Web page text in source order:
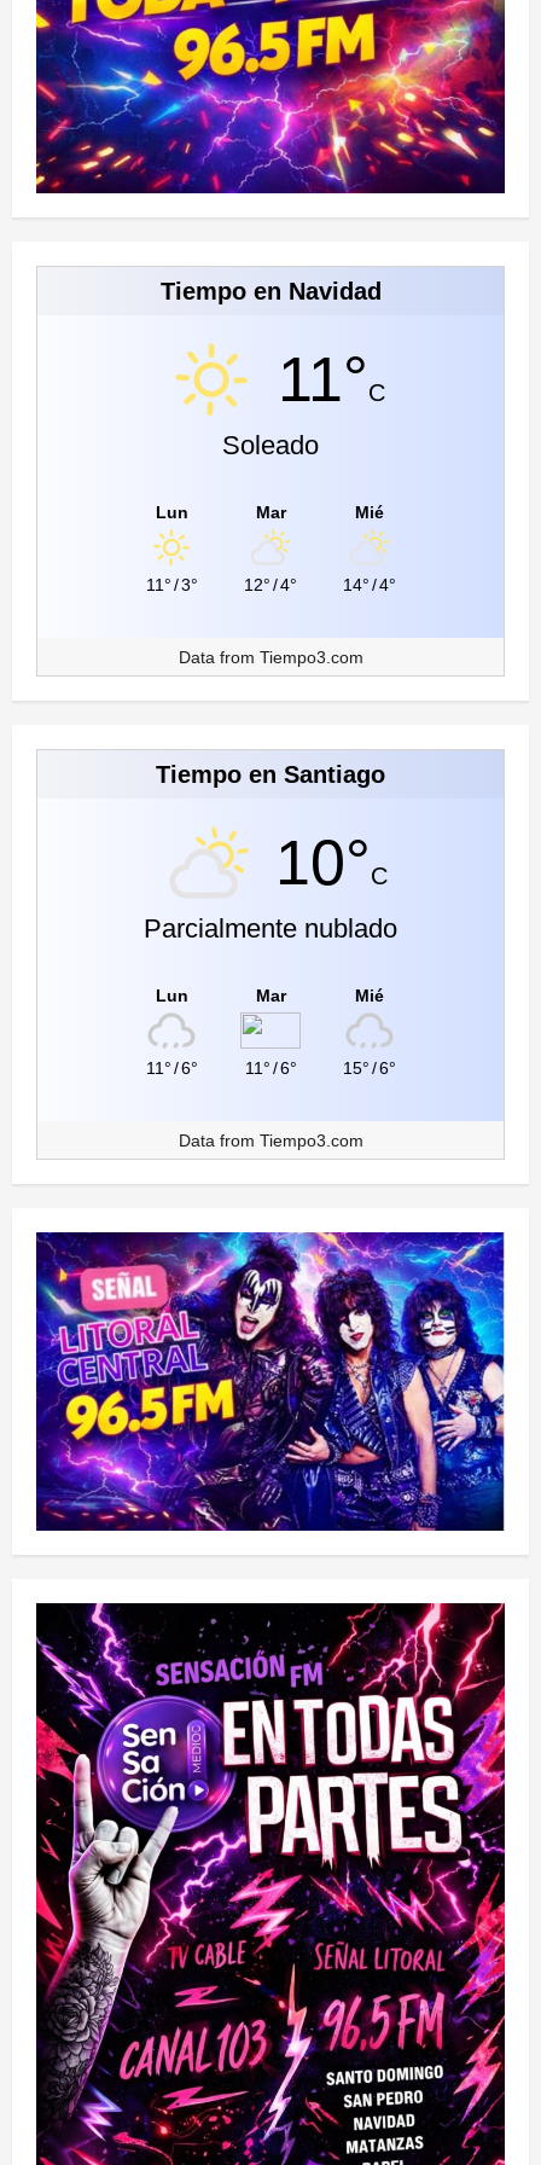
Tiempo en Navidad
11°C
Soleado
Lun
11°/3°
Mar
12°/4°
Mié
14°/4°
Data from Tiempo3.com
Tiempo en Santiago
10°C
Parcialmente nublado
Lun
11°/6°
Mar
11°/6°
Mié
15°/6°
Data from Tiempo3.com